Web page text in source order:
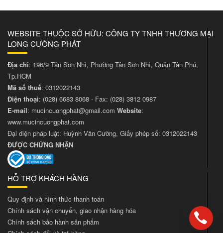
WEBSITE THUỘC SỞ HỮU: CÔNG TY TNHH THƯƠNG MẠI
LONG CƯỜNG PHÁT
Địa chỉ: 196/9 Tân Sơn Nhì, Phường Tân Sơn Nhì, Quận Tân Phú,
Tp.HCM
Mã số thuế: 0312022143
Điện thoại: (028) 6683 8068 - Fax: (028) 3812 0987
E-mail: mucincuongphat@gmail.com Website:
www.mucincuongphat.com
Đại diện pháp luật: Huỳnh Văn Cường, Giấy phép số: 0312022143
ĐƯỢC CHỨNG NHẬN
HỖ TRỢ KHÁCH HÀNG
Quy định và hình thức thanh toán
Chính sách vận chuyển, giao nhận hàng hóa
Chính sách bảo hành sản phẩm